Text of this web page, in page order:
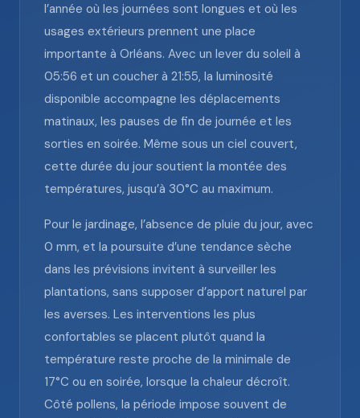
l’année où les journées sont longues et où les
usages extérieurs prennent une place
importante à Orléans. Avec un lever du soleil à
05:56 et un coucher à 21:55, la luminosité
disponible accompagne les déplacements
matinaux, les pauses de fin de journée et les
sorties en soirée. Même sous un ciel couvert,
cette durée du jour soutient la montée des
températures, jusqu’à 30°C au maximum.
Pour le jardinage, l’absence de pluie du jour, avec
0 mm, et la poursuite d’une tendance sèche
dans les prévisions invitent à surveiller les
plantations, sans supposer d’apport naturel par
les averses. Les interventions les plus
confortables se placent plutôt quand la
température reste proche de la minimale de
17°C ou en soirée, lorsque la chaleur décroît.
Côté pollens, la période impose souvent de